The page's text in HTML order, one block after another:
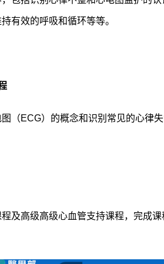
有效的呼吸和循环等等。
（ECG）的概念和识别常见的心律
及高级高级心血管支持课程，完成